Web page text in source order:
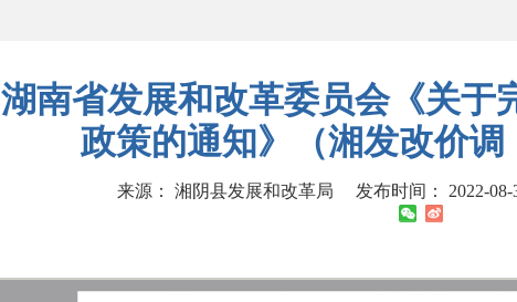
湖南省发展和改革委员会《关于
政策的通知》（湘发改价调
来源： 湘阴县发展和改革局 发布时间： 2022-08-